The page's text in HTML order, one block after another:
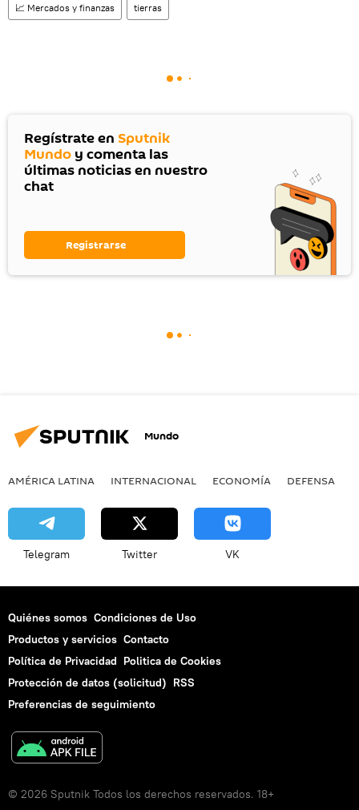
📈 Mercados y finanzas tierras
Regístrate en Sputnik
Mundo y comenta las
últimas noticias en nuestro
chat
Registrarse
Mundo
AMÉRICA LATINA INTERNACIONAL ECONOMÍA DEFENSA
Telegram Twitter VK
Quiénes somos Condiciones de Uso
Productos y servicios Contacto
Política de Privacidad Politica de Cookies
Protección de datos (solicitud) RSS
Preferencias de seguimiento
© 2026 Sputnik Todos los derechos reservados. 18+